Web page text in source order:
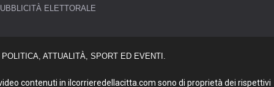
ELETTORALE
ATTUALITÀ, SPORT ED EVENTI.
contenuti in ilcorrieredellacitta.com sono di proprietà dei rispettivi